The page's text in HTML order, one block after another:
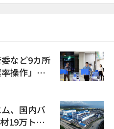
など9カ所
操作」の
、国内バ
19万トン